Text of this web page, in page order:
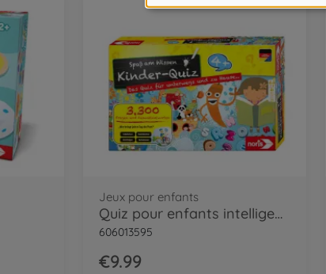
Jeux pour enfants
Quiz pour enfants intelligents
606013595
€9.99